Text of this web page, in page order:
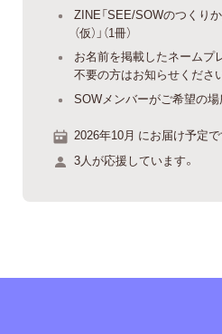
ZINE「SEE/SOWのつくり
（仮）」（1冊）
お名前を掲載したネームプ
不要の方はお知らせくださ
SOWメンバーがご希望の
2026年10月 にお届け予定で
3人が応援しています。